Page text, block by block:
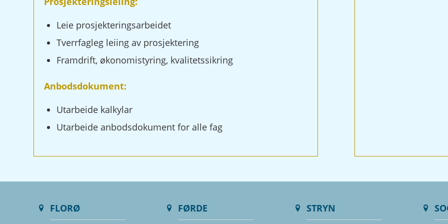
Leie prosjekteringsarbeidet
Tverrfagleg leiing av prosjektering
Framdrift, økonomistyring, kvalitetssikring
Anbodsdokument:
Utarbeide kalkylar
Utarbeide anbodsdokument for alle fag
FLORØ FØRDE STRYN